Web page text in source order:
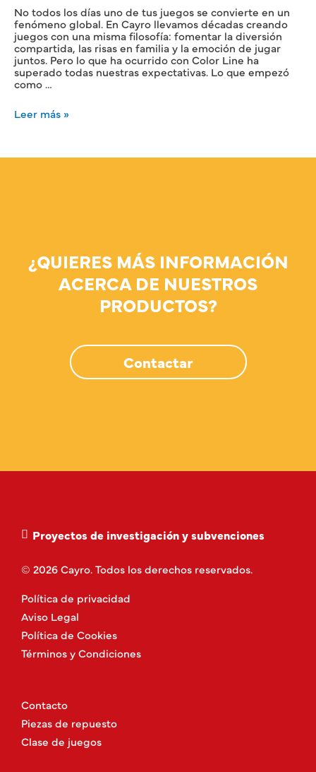
No todos los días uno de tus juegos se convierte en un
fenómeno global. En Cayro llevamos décadas creando
juegos con una misma filosofía: fomentar la diversión
compartida, las risas en familia y la emoción de jugar
juntos. Pero lo que ha ocurrido con Color Line ha
superado todas nuestras expectativas. Lo que empezó
como …
Leer más »
¿QUIERES MÁS INFORMACIÓN
ACERCA DE NUESTROS
PRODUCTOS?
Contactar
Proyectos de investigación y subvenciones
© 2026 Cayro. Todos los derechos reservados.
Política de privacidad
Aviso Legal
Política de Cookies
Términos y Condiciones
Contacto
Piezas de repuesto
Clase de juegos